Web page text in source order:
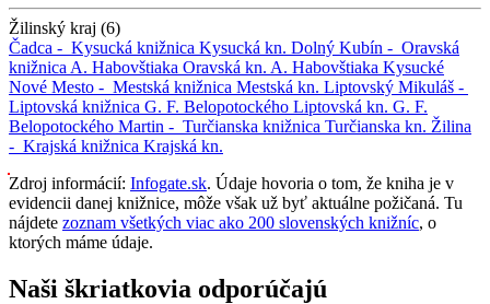
Žilinský kraj (6)
Čadca - Kysucká knižnica Kysucká kn. Dolný Kubín - Oravská
knižnica A. Habovštiaka Oravská kn. A. Habovštiaka Kysucké
Nové Mesto - Mestská knižnica Mestská kn. Liptovský Mikuláš -
Liptovská knižnica G. F. Belopotockého Liptovská kn. G. F.
Belopotockého Martin - Turčianska knižnica Turčianska kn. Žilina
- Krajská knižnica Krajská kn.
Zdroj informácií: Infogate.sk. Údaje hovoria o tom, že kniha je v
evidencii danej knižnice, môže však už byť aktuálne požičaná. Tu
nájdete zoznam všetkých viac ako 200 slovenských knižníc, o
ktorých máme údaje.
Naši škriatkovia odporúčajú